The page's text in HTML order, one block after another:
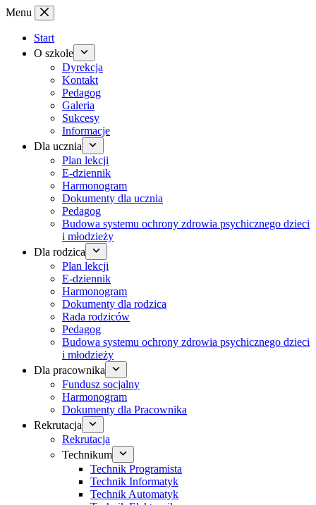
Przejdź
treści
Menu
Start
O szkole
Dyrekcja
Kontakt
Pedagog
Galeria
Sukcesy
Informacje
Dla ucznia
Plan lekcji
E-dziennik
Harmonogram
Dokumenty dla ucznia
Pedagog
Budowa systemu ochrony zdrowia psychicznego dzieci
i młodzieży
Dla rodzica
Plan lekcji
E-dziennik
Harmonogram
Dokumenty dla rodzica
Rada rodziców
Pedagog
Budowa systemu ochrony zdrowia psychicznego dzieci
i młodzieży
Dla pracownika
Fundusz socjalny
Harmonogram
Dokumenty dla Pracownika
Rekrutacja
Rekrutacja
Technikum
Technik Programista
Technik Informatyk
Technik Automatyk